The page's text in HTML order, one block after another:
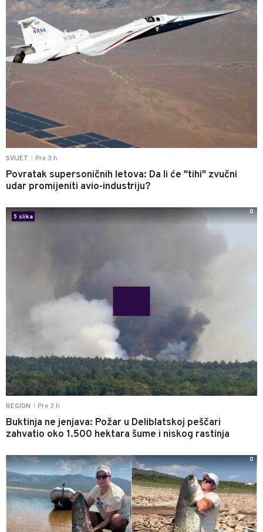
SVIJET Pre 3 h
Povratak supersoničnih letova: Da li će "tihi" zvučni
udar promijeniti avio-industriju?
REGION Pre 3 h
Buktinja ne jenjava: Požar u Deliblatskoj peščari
zahvatio oko 1.500 hektara šume i niskog rastinja
5 slika
0
0